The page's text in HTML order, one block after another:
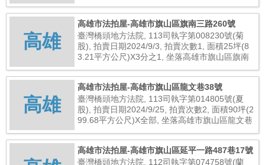
高雄
高雄市法拍屋-高雄市旗山區旗南三路260號
臺灣橋頭地方法院, 113司執字第008230號(菊
股), 拍賣日期2024/9/3, 拍賣次數1, 面積25坪(8
3.21平方公尺)X3分之1, 坐落高雄市旗山區旗南
高雄
高雄市法拍屋-高雄市旗山區龍文巷38號
臺灣橋頭地方法院, 113司執字第014805號(夏
股), 拍賣日期2024/9/25, 拍賣次數2, 面積90坪(2
99.68平方公尺)X全部, 坐落高雄市旗山區龍文巷
高雄市法拍屋-高雄市旗山區延平一路487巷17號
臺灣橋頭地方法院, 112司執字第074758號(蘭